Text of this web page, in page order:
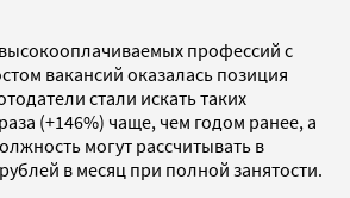
профессий с
вакансий оказалась позиция
стали искать таких
(+146%) чаще, чем годом ранее, а
могут рассчитывать в
в месяц при полной занятости.